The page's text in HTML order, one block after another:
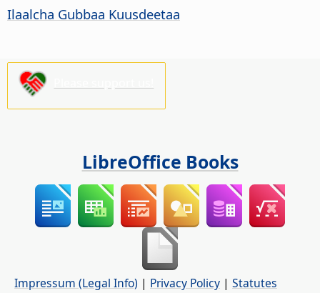
Ilaalcha Gubbaa Kuusdeetaa
LibreOffice Books
Impressum (Legal Info) | Privacy Policy | Statutes